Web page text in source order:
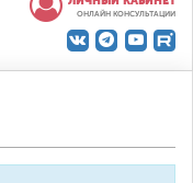
ОНЛАЙН КОНСУЛЬТАЦИИ